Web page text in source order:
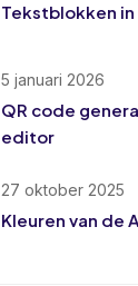
Tekstblokken
5 januari 2026
QR code
editor
27 oktober 2025
Kleuren van de